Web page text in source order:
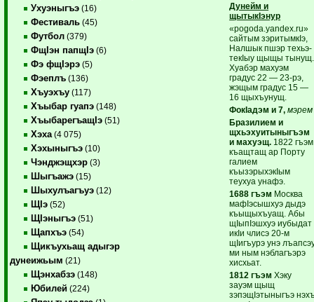
Ухуэныгъэ (16)
Фестиваль (45)
Футбол (379)
ФщIэн папщIэ (6)
Фэ фщIэрэ (5)
Фэеплъ (136)
Хъуэхъу (117)
Хъыбар гуапэ (148)
ХъыбарегъащIэ (51)
Хэха (4 075)
Хэхыныгъэ (10)
Чэнджэщхэр (3)
Шыгъажэ (15)
Шыхулъагъуэ (12)
ЩIэ (52)
ЩIэныгъэ (51)
Щапхъэ (54)
Щикъухьащ адыгэр
дунеижьым (21)
Щэнхабзэ (148)
Юбилей (224)
Дунейм и
щытыкIэнур
«pogoda.yandex.ru»
сайтым зэритымкIэ,
Налшык пшэр техьэ-
текIыу щыщы тынущ.
Хуабэр махуэм
градус 22 — 23-рэ,
жэщым градус 15 —
16 щыхъунущ.
ФокIадэм и 7, мэрем
Бразилием и
щхьэхуитыныгъэм
и махуэщ. 1822 гъэм
къащтащ ар Порту
галием
къызэрыхэкIым
теухуа унафэ.
1688 гъэм Москва
мафIэсышхуэ дыдэ
къыщыхъуащ. Абы
щIыпIэшхуэ иубыдат
икIи члисэ 20-м
щIигъурэ унэ
ми ным нэблагъэрэ
хисхьат.
1812 гъэм Хэку
зауэм щыщ
зэпэщIэтыныгъэ